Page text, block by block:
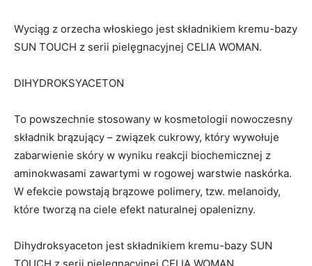
Wyciąg z orzecha włoskiego jest składnikiem kremu-bazy
SUN TOUCH z serii pielęgnacyjnej CELIA WOMAN.
DIHYDROKSYACETON
To powszechnie stosowany w kosmetologii nowoczesny
składnik brązujący – związek cukrowy, który wywołuje
zabarwienie skóry w wyniku reakcji biochemicznej z
aminokwasami zawartymi w rogowej warstwie naskórka.
W efekcie powstają brązowe polimery, tzw. melanoidy,
które tworzą na ciele efekt naturalnej opalenizny.
Dihydroksyaceton jest składnikiem kremu-bazy SUN